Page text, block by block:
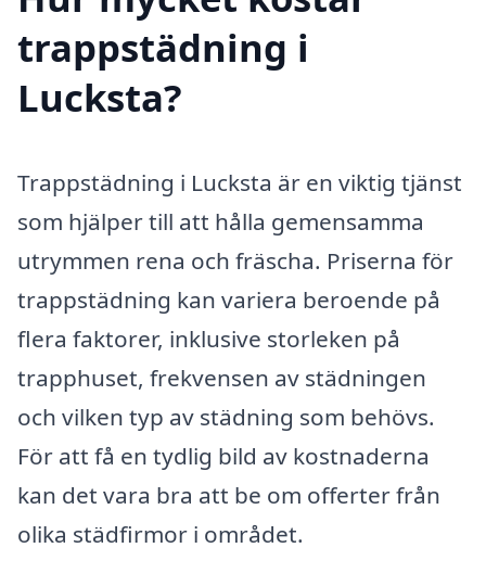
trappstädning i
Lucksta?
Trappstädning i Lucksta är en viktig tjänst
som hjälper till att hålla gemensamma
utrymmen rena och fräscha. Priserna för
trappstädning kan variera beroende på
flera faktorer, inklusive storleken på
trapphuset, frekvensen av städningen
och vilken typ av städning som behövs.
För att få en tydlig bild av kostnaderna
kan det vara bra att be om offerter från
olika städfirmor i området.